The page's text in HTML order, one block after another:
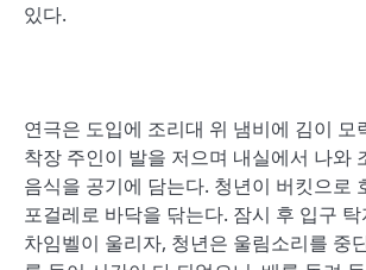
있다.
연극은 도입에 조리대 위 냄비에 김이 모
착장 주인이 발을 저으며 내실에서 나와
음식을 공기에 담는다. 청년이 버킷으로
포걸레로 바닥을 닦는다. 잠시 후 입구
차임벨이 울리자, 청년은 울림소리를 중